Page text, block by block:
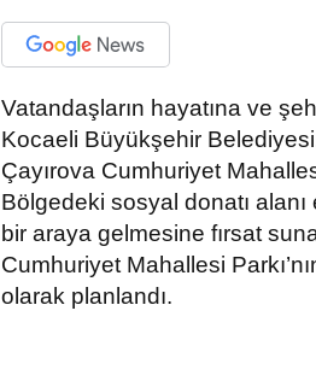
Vatandaşların hayatına ve
Kocaeli Büyükşehir
Çayırova Cumhuriyet
Bölgedeki sosyal donatı
bir araya gelmesine fırsat
Cumhuriyet Mahallesi
olarak planlandı.